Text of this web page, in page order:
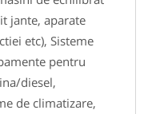
jante, aparate
etc), Sisteme
pentru
diesel,
de climatizare,